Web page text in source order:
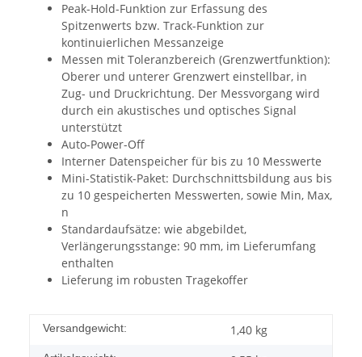
Peak-Hold-Funktion zur Erfassung des
Spitzenwerts bzw. Track-Funktion zur
kontinuierlichen Messanzeige
Messen mit Toleranzbereich (Grenzwertfunktion):
Oberer und unterer Grenzwert einstellbar, in
Zug- und Druckrichtung. Der Messvorgang wird
durch ein akustisches und optisches Signal
unterstützt
Auto-Power-Off
Interner Datenspeicher für bis zu 10 Messwerte
Mini-Statistik-Paket: Durchschnittsbildung aus bis
zu 10 gespeicherten Messwerten, sowie Min, Max,
n
Standardaufsätze: wie abgebildet,
Verlängerungsstange: 90 mm, im Lieferumfang
enthalten
Lieferung im robusten Tragekoffer
Versandgewicht: 1,40 kg